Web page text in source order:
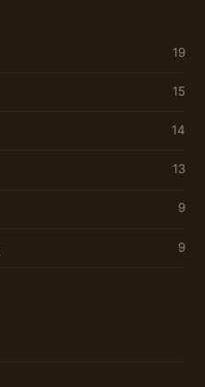
19
15
14
13
9
9